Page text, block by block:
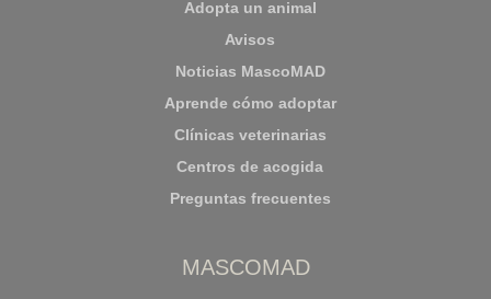
Adopta un animal
Avisos
Noticias MascoMAD
Aprende cómo adoptar
Clínicas veterinarias
Centros de acogida
Preguntas frecuentes
MASCOMAD